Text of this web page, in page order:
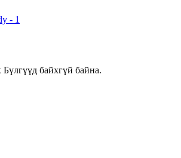
- 1
Бүлгүүд байхгүй байна.